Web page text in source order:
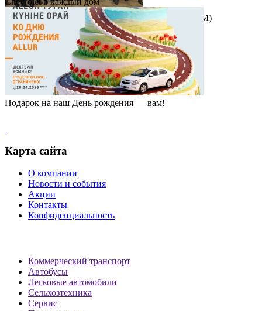
Награда от штаб-квартиры Great Wall Motor (GWM)
Подарок на наш День рождения — вам!
Карта сайта
О компании
Новости и события
Акции
Контакты
Конфиденциальность
Коммерческий транспорт
Автобусы
Легковые автомобили
Сельхозтехника
Сервис